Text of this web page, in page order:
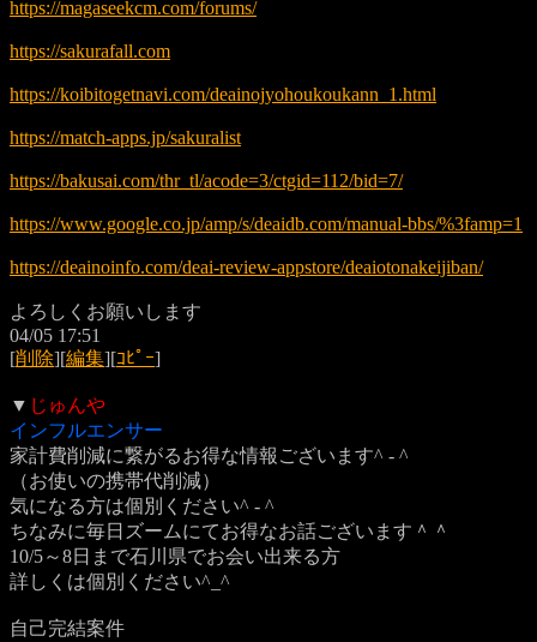
https://magaseekcm.com/forums/
https://sakurafall.com
https://koibitogetnavi.com/deainojyohoukoukann_1.html
https://match-apps.jp/sakuralist
https://bakusai.com/thr_tl/acode=3/ctgid=112/bid=7/
https://www.google.co.jp/amp/s/deaidb.com/manual-bbs/%3famp=1
https://deainoinfo.com/deai-review-appstore/deaiotonakeijiban/
よろしくお願いします
04/05 17:51
[削除][編集][ｺﾋﾟｰ]
▼ じゅんや
インフルエンサー
家計費削減に繋がるお得な情報ございます^ - ^
（お使いの携帯代削減）
気になる方は個別ください^ - ^
ちなみに毎日ズームにてお得なお話ございます＾＾
10/5～8日まで石川県でお会い出来る方
詳しくは個別ください^_^
自己完結案件